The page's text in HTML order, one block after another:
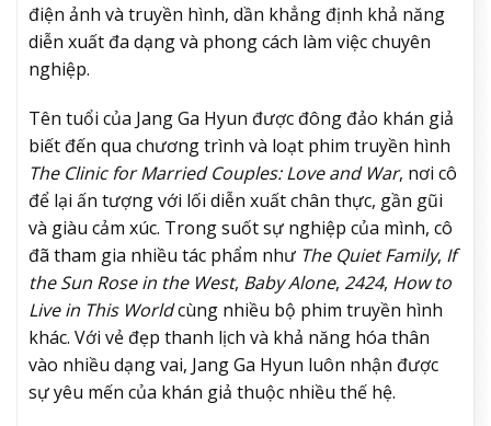
điện ảnh và truyền hình, dần khẳng định khả năng
diễn xuất đa dạng và phong cách làm việc chuyên
nghiệp.
Tên tuổi của Jang Ga Hyun được đông đảo khán giả
biết đến qua chương trình và loạt phim truyền hình
The Clinic for Married Couples: Love and War, nơi cô
để lại ấn tượng với lối diễn xuất chân thực, gần gũi
và giàu cảm xúc. Trong suốt sự nghiệp của mình, cô
đã tham gia nhiều tác phẩm như The Quiet Family, If
the Sun Rose in the West, Baby Alone, 2424, How to
Live in This Worldcùng nhiều bộ phim truyền hình
khác. Với vẻ đẹp thanh lịch và khả năng hóa thân
vào nhiều dạng vai, Jang Ga Hyun luôn nhận được
sự yêu mến của khán giả thuộc nhiều thế hệ.